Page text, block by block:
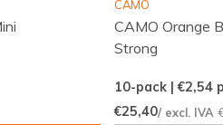
de novos sabores e
através de uma loja
disponível para
CAMO
CAMO Orange
Strong
10-pack | €2,54
€25,40/ excl. IVA